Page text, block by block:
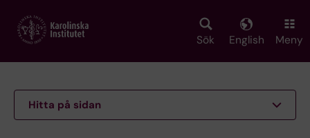
main
Sök English Meny
Hitta på sidan